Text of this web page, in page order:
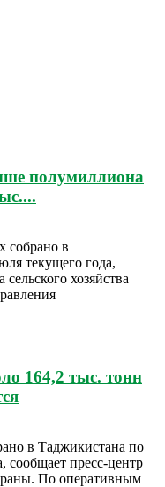
полумиллиона
собрано в
текущего года,
хозяйства
164,2 тыс. тонн
в Таджикистана по
сообщает пресс-центр
По оперативным